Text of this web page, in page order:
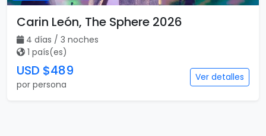
Carin León, The Sphere 2026
4 días / 3 noches
1 país(es)
USD $489
por persona
Ver detalles